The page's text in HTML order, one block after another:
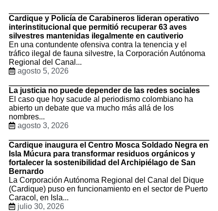
Cardique y Policía de Carabineros lideran operativo
interinstitucional que permitió recuperar 63 aves
silvestres mantenidas ilegalmente en cautiverio
En una contundente ofensiva contra la tenencia y el
tráfico ilegal de fauna silvestre, la Corporación Autónoma
Regional del Canal...
agosto 5, 2026
La justicia no puede depender de las redes sociales
El caso que hoy sacude al periodismo colombiano ha
abierto un debate que va mucho más allá de los
nombres...
agosto 3, 2026
Cardique inaugura el Centro Mosca Soldado Negra en
Isla Múcura para transformar residuos orgánicos y
fortalecer la sostenibilidad del Archipiélago de San
Bernardo
La Corporación Autónoma Regional del Canal del Dique
(Cardique) puso en funcionamiento en el sector de Puerto
Caracol, en Isla...
julio 30, 2026